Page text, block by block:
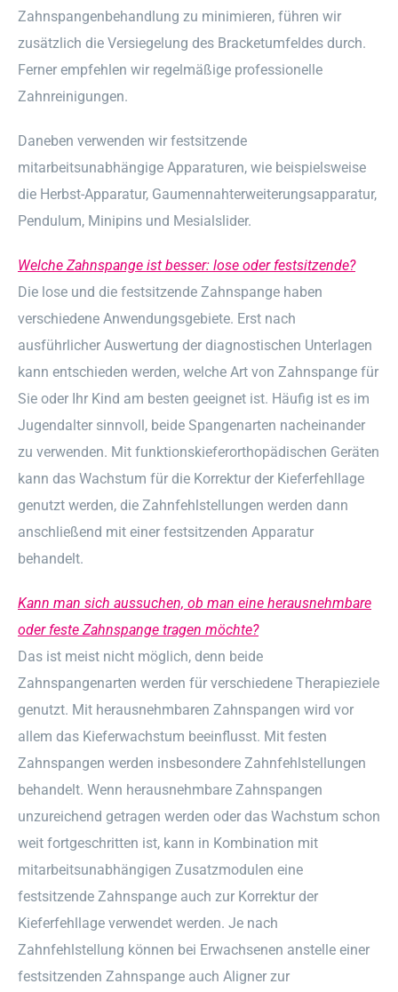
Zahnspangenbehandlung zu minimieren, führen wir
zusätzlich die Versiegelung des Bracketumfeldes durch.
Ferner empfehlen wir regelmäßige professionelle
Zahnreinigungen.
Daneben verwenden wir festsitzende
mitarbeitsunabhängige Apparaturen, wie beispielsweise
die Herbst-Apparatur, Gaumennahterweiterungsapparatur,
Pendulum, Minipins und Mesialslider.
Welche Zahnspange ist besser: lose oder festsitzende?
Die lose und die festsitzende Zahnspange haben
verschiedene Anwendungsgebiete. Erst nach
ausführlicher Auswertung der diagnostischen Unterlagen
kann entschieden werden, welche Art von Zahnspange für
Sie oder Ihr Kind am besten geeignet ist. Häufig ist es im
Jugendalter sinnvoll, beide Spangenarten nacheinander
zu verwenden. Mit funktionskieferorthopädischen Geräten
kann das Wachstum für die Korrektur der Kieferfehllage
genutzt werden, die Zahnfehlstellungen werden dann
anschließend mit einer festsitzenden Apparatur
behandelt.
Kann man sich aussuchen, ob man eine herausnehmbare
oder feste Zahnspange tragen möchte?
Das ist meist nicht möglich, denn beide
Zahnspangenarten werden für verschiedene Therapieziele
genutzt. Mit herausnehmbaren Zahnspangen wird vor
allem das Kieferwachstum beeinflusst. Mit festen
Zahnspangen werden insbesondere Zahnfehlstellungen
behandelt. Wenn herausnehmbare Zahnspangen
unzureichend getragen werden oder das Wachstum schon
weit fortgeschritten ist, kann in Kombination mit
mitarbeitsunabhängigen Zusatzmodulen eine
festsitzende Zahnspange auch zur Korrektur der
Kieferfehllage verwendet werden. Je nach
Zahnfehlstellung können bei Erwachsenen anstelle einer
festsitzenden Zahnspange auch Aligner zur